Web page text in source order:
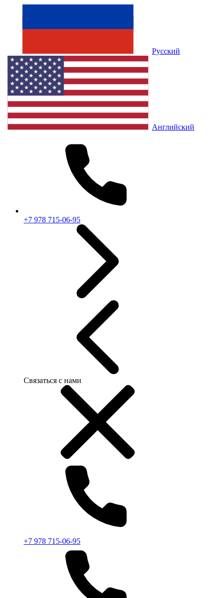
Русский
Английский
+7 978 715-06-95
Связаться с нами
+7 978 715-06-95